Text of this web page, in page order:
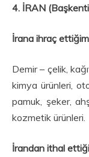
4. İRAN
İrana ihraç
Demir – çelik,
kimya ürünleri,
pamuk, şeker,
kozmetik ürünleri.
İrandan ithal